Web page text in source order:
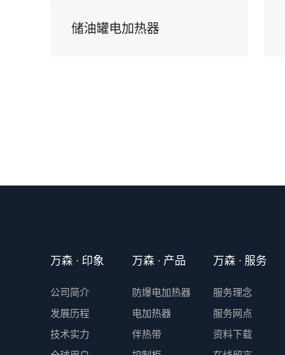
储油罐电加热器
万森 · 印象
公司简介
发展历程
技术实力
万森 · 产品
防爆电加热器
电加热器
伴热带
万森 · 服务
服务理念
服务网点
资料下载